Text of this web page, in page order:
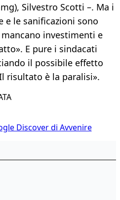
Silvestro Scotti –. Ma i
e le sanificazioni sono
investimenti e
E pure i sindacati
il possibile effetto
risultato è la paralisi».
Discover di Avvenire